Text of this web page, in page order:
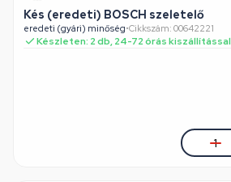
Kés (eredeti) BOSCH szeletelő
eredeti (gyári) minőség•Cikkszám: 00642221
Készleten: 2 db, 24-72 órás kiszállítással